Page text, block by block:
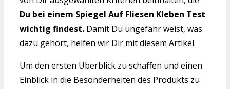
Du bei einem Spiegel Auf Fliesen Kleben Test
wichtig findest. Damit Du ungefähr weist, was
dazu gehört, helfen wir Dir mit diesem Artikel.
Um den ersten Überblick zu schaffen und einen
Einblick in die Besonderheiten des Produkts zu